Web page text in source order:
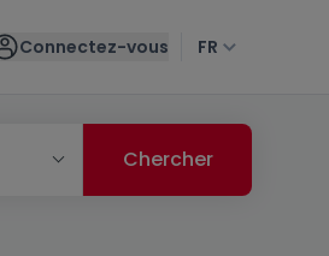
Connectez-vous FR